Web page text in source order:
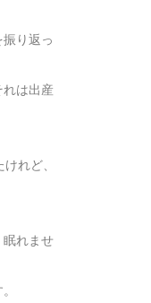
り返っ
れは出産
れど、
眠れませ